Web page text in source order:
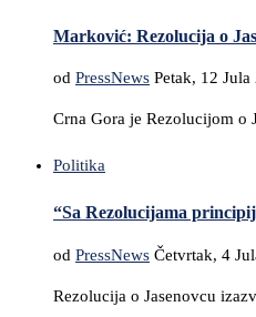
Marković: Rezolucija o
od PressNews Petak, 12 Jula
Crna Gora je Rezolucijom o
Politika
“Sa Rezolucijama
od PressNews Četvrtak, 4
Rezolucija o Jasenovcu